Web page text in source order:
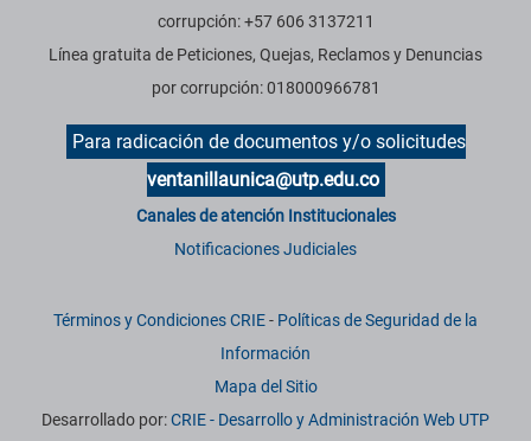
corrupción: +57 606 3137211
Línea gratuita de Peticiones, Quejas, Reclamos y Denuncias
por corrupción: 018000966781
Para radicación de documentos y/o solicitudes
ventanillaunica@utp.edu.co
Canales de atención Institucionales
Notificaciones Judiciales
Términos y Condiciones CRIE- Políticas de Seguridad de la
Información
Mapa del Sitio
Desarrollado por:CRIE - Desarrollo y Administración Web UTP